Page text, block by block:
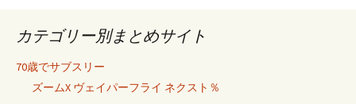
カテゴリー別まとめサイト
70歳でサブスリー
ズームX ヴェイパーフライ ネクスト％